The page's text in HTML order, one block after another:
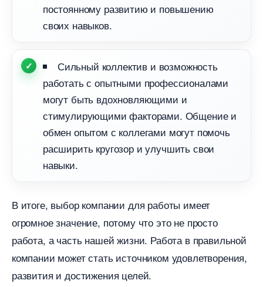
постоянному развитию и повышению
своих навыков.
Сильный коллектив и возможность
работать с опытными профессионалами
могут быть вдохновляющими и
стимулирующими факторами. Общение и
обмен опытом с коллегами могут помочь
расширить кругозор и улучшить свои
навыки.
итоге, выбор компании для работы имеет
огромное значение, потому что это не просто
работа, а часть нашей жизни. Работа в правильной
компании может стать источником удовлетворения,
развития и достижения целей.